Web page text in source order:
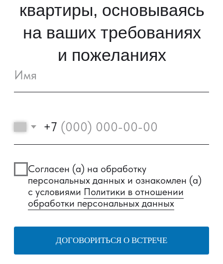
artgroup.krasnodar@mail.ru
© 2022—2026, ГК «АРТ ГРУПП»
Любая информация, представленная на данном
сайте, носит исключительно информационный
характер и ни при каких условиях не является
Подробная информация и проектные